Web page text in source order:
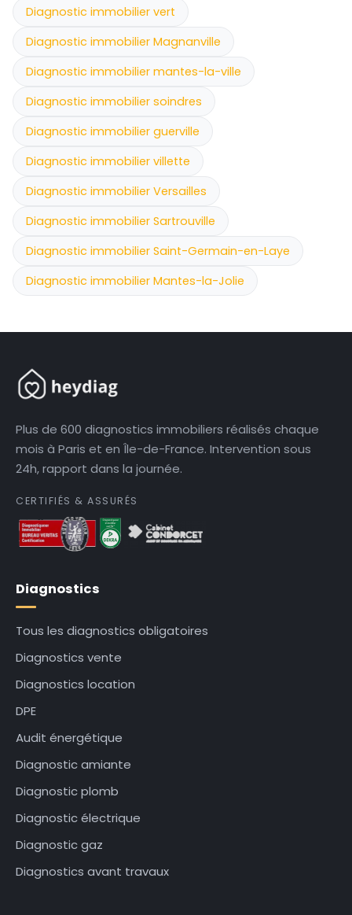
Diagnostic immobilier vert
Diagnostic immobilier Magnanville
Diagnostic immobilier mantes-la-ville
Diagnostic immobilier soindres
Diagnostic immobilier guerville
Diagnostic immobilier villette
Diagnostic immobilier Versailles
Diagnostic immobilier Sartrouville
Diagnostic immobilier Saint-Germain-en-Laye
Diagnostic immobilier Mantes-la-Jolie
Plus de 600 diagnostics immobiliers réalisés chaque
mois à Paris et en Île-de-France. Intervention sous
24h, rapport dans la journée.
CERTIFIÉS & ASSURÉS
Diagnostics
Tous les diagnostics obligatoires
Diagnostics vente
Diagnostics location
DPE
Audit énergétique
Diagnostic amiante
Diagnostic plomb
Diagnostic électrique
Diagnostic gaz
Diagnostics avant travaux